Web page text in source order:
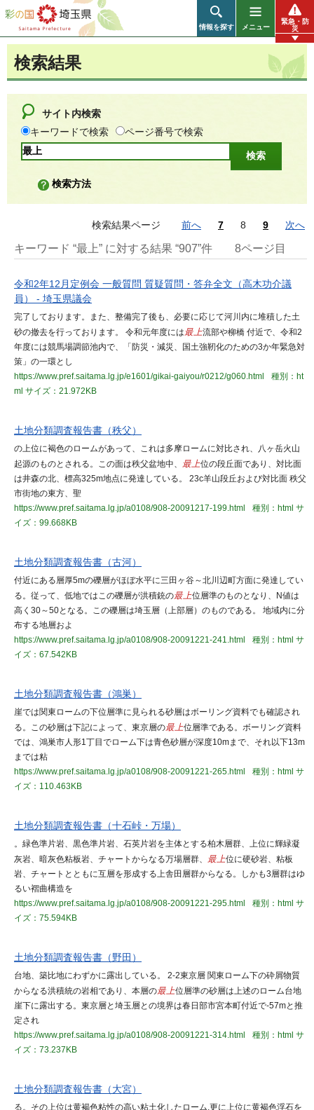
彩の国 埼玉県
情報を探す メニュー
緊急・防
災
検索結果
サイト内検索
キーワードで検索
ページ番号で検索
検索方法
検索結果ページ 前へ 7 8 9 次へ
キーワード “最上” に対する結果 “907”件 8ページ目
令和2年12月定例会 一般質問 質疑質問・答弁全文（高木功介議
員） - 埼玉県議会
完了しております。また、整備完了後も、必要に応じて河川内に堆積した土
砂の撤去を行っております。 令和元年度には最上流部や柳橋 付近で、令和2
年度には競馬場調節池内で、「防災・減災、国土強靭化のための3か年緊急対
策」の一環とし
https://www.pref.saitama.lg.jp/e1601/gikai-gaiyou/r0212/g060.html
種別：ht
ml サイズ：21.972KB
土地分類調査報告書（秩父）
の上位に褐色のロームがあって、これは多摩ロームに対比され、八ヶ岳火山
起源のものとされる。この面は秩父盆地中、 最上位の段丘面であり、対比面
は井森の北、標高325m地点に発達している。 23c羊山段丘および対比面 秩父
市街地の東方、聖
https://www.pref.saitama.lg.jp/a0108/908-20091217-199.html
種別：html サ
イズ：99.668KB
土地分類調査報告書（古河）
付近にある層厚5mの礫層がほぼ水平に三田ヶ谷～北川辺町方面に発達してい
る。従って、低地ではこの礫層が洪積銃の最上位層準のものとなり、N値は
高く30～50となる。この礫層は埼玉層（上部層）のものである。 地域内に分
布する地層およ
https://www.pref.saitama.lg.jp/a0108/908-20091221-241.html
種別：html サ
イズ：67.542KB
土地分類調査報告書（鴻巣）
崖では関東ロームの下位層準に見られる砂層はボーリング資料でも確認され
る。この砂層は下記によって、東京層の最上位層準である。ボーリング資料
では、鴻巣市人形1丁目でローム下は青色砂層が深度10mまで、それ以下13m
までは粘
https://www.pref.saitama.lg.jp/a0108/908-20091221-265.html
種別：html サ
イズ：110.463KB
土地分類調査報告書（十石峠・万場）
。緑色準片岩、黒色準片岩、石英片岩を主体とする柏木層群、上位に輝緑凝
灰岩、暗灰色粘板岩、チャートからなる万場層群、 最上位に硬砂岩、粘板
岩、チャートとともに互層を形成する上舎田層群からなる。しかも3層群はゆ
るい褶曲構造を
https://www.pref.saitama.lg.jp/a0108/908-20091221-295.html
種別：html サ
イズ：75.594KB
土地分類調査報告書（野田）
台地、築比地にわずかに露出している。 2-2東京層 関東ローム下の砕屑物質
からなる洪積統の岩相であり、本層の最上位層準の砂層は上述のローム台地
崖下に露出する。東京層と埼玉層との境界は春日部市宮本町付近で-57mと推
定され
https://www.pref.saitama.lg.jp/a0108/908-20091221-314.html
種別：html サ
イズ：73.237KB
土地分類調査報告書（大宮）
る。その上位は黄褐色粘性の高い粘土化したローム,更に上位に黄褐色浮石を